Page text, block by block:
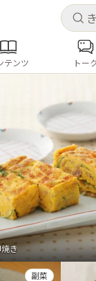
ンするとレシピを保存で
ピ
なす トマト
と
みょうが ゴーヤ
テンツ トー
き
副菜